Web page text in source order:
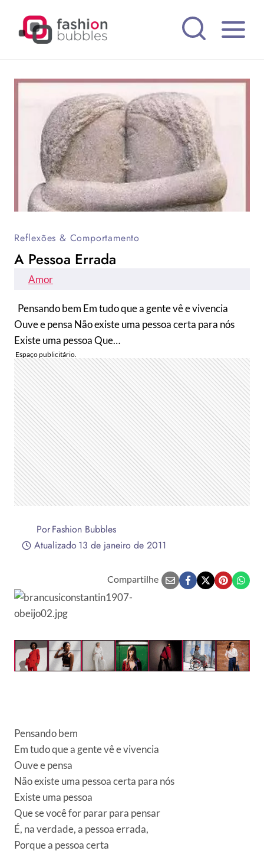
Reflexões & Comportamento
A Pessoa Errada
Amor
Pensando bem Em tudo que a gente vê e vivencia
Ouve e pensa Não existe uma pessoa certa para nós
Existe uma pessoa Que…
PorFashion Bubbles
Atualizado13 de janeiro de 2011
Compartilhe
Pensando bem
Em tudo que a gente vê e vivencia
Ouve e pensa
Não existe uma pessoa certa para nós
Existe uma pessoa
Que se você for parar para pensar
É, na verdade, a pessoa errada,
Porque a pessoa certa